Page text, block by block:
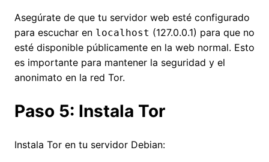
Asegúrate de que tu servidor web esté configurado
para escuchar en localhost (127.0.0.1) para que no
esté disponible públicamente en la web normal. Esto
es importante para mantener la seguridad y el
anonimato en la red Tor.
Paso 5: Instala Tor
Instala Tor en tu servidor Debian: